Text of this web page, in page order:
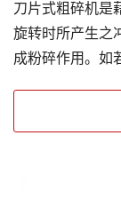
刀片式粗碎机是
旋转时所产生之
成粉碎作用。如